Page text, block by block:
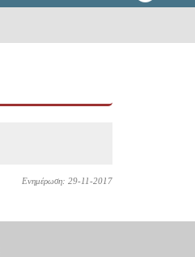
Ενημέρωση: 29-11-2017